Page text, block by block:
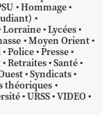
Hommage
Lorraine Lycées
Moyen Orient
Police Presse
Retraites Santé
Syndicats
théoriques
URSS VIDEO